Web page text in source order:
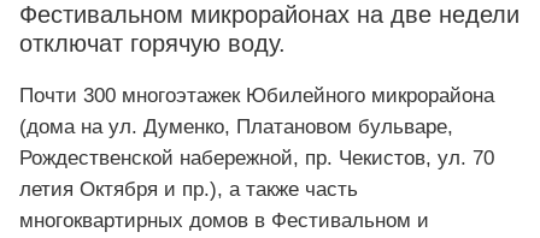
Фестивальном микрорайонах на две недели
отключат горячую воду.
Почти 300 многоэтажек Юбилейного микрорайона
(дома на ул. Думенко, Платановом бульваре,
Рождественской набережной, пр. Чекистов, ул. 70
летия Октября и пр.), а также часть
многоквартирных домов в Фестивальном и